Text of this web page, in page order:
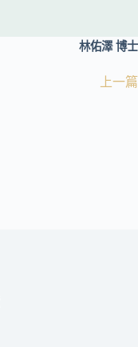
林佑澤 博士
上一篇